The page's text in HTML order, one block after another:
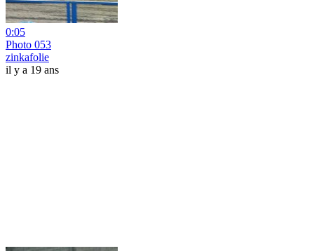
0:05
Photo 053
zinkafolie
il y a 19 ans